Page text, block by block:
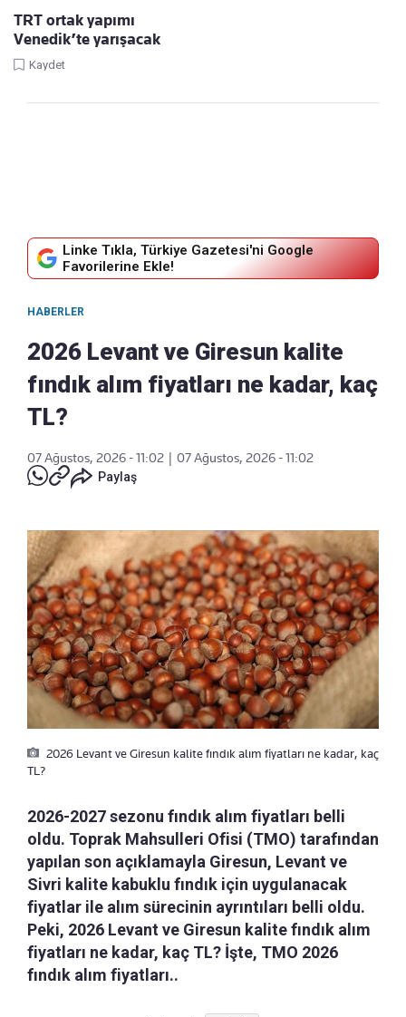
TRT ortak yapımı
Venedik’te yarışacak
Kaydet
Linke Tıkla, Türkiye Gazetesi'ni Google
Favorilerine Ekle!
HABERLER
2026 Levant ve Giresun kalite
fındık alım fiyatları ne kadar, kaç
TL?
07 Ağustos, 2026 - 11:02
07 Ağustos, 2026 - 11:02
Paylaş
2026 Levant ve Giresun kalite fındık alım fiyatları ne kadar, kaç
TL?
2026-2027 sezonu fındık alım fiyatları belli
oldu. Toprak Mahsulleri Ofisi (TMO) tarafından
yapılan son açıklamayla Giresun, Levant ve
Sivri kalite kabuklu fındık için uygulanacak
fiyatlar ile alım sürecinin ayrıntıları belli oldu.
Peki, 2026 Levant ve Giresun kalite fındık alım
fiyatları ne kadar, kaç TL? İşte, TMO 2026
fındık alım fiyatları..